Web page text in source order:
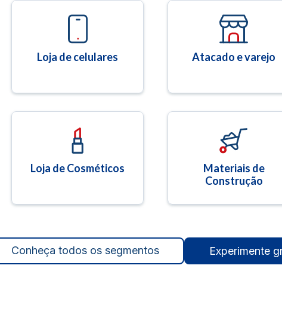
Loja de celulares Atacado e varejo
Loja de Cosméticos
Materiais de
Construção
Conheça todos os segmentos Experimente